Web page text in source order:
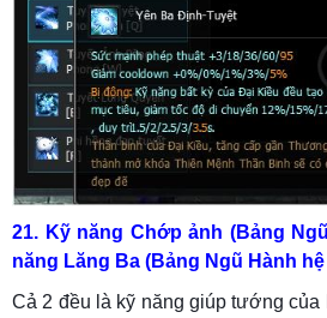
21. Kỹ năng Chớp ảnh (Bảng
năng Lăng Ba (Bảng Ngũ Hành
Cả 2 đều là kỹ năng giúp tướng của